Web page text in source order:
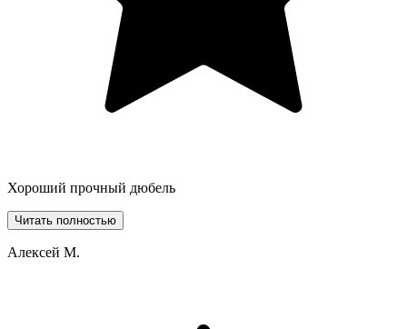
Хороший прочный дюбель
Читать полностью
Алексей М.